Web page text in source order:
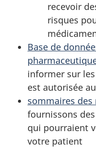
recevoir
risques
Base de
informer sur
est autorisée
sommaires
fournissons
qui pourraient
votre patient